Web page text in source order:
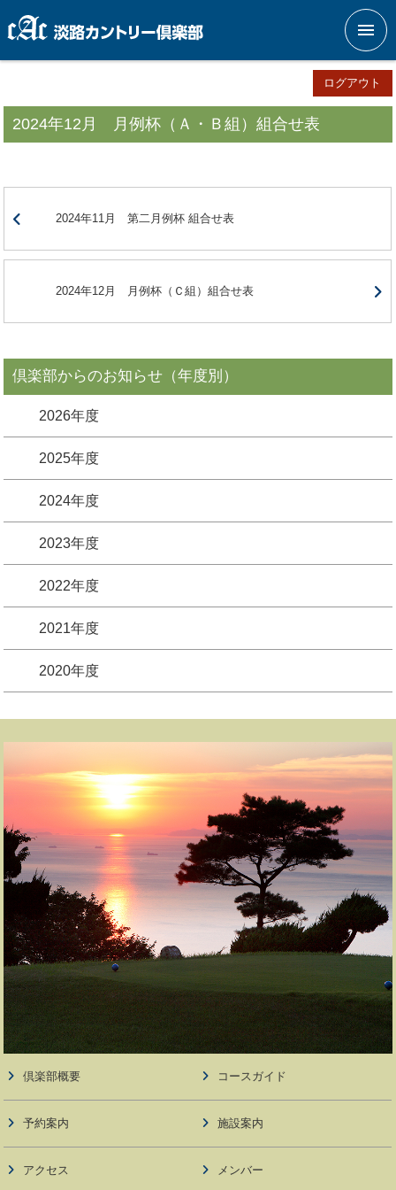
メニ
ログアウト
2024年12月 月例杯（Ａ・Ｂ組）組合せ表
2024年11月 第二月例杯 組合せ表
2024年12月 月例杯（Ｃ組）組合せ表
倶楽部からのお知らせ（年度別）
2026年度
2025年度
2024年度
2023年度
2022年度
2021年度
2020年度
倶楽部概要 コースガイド
予約案内 施設案内
アクセス メンバー